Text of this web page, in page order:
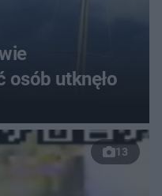
osób utknęło
13